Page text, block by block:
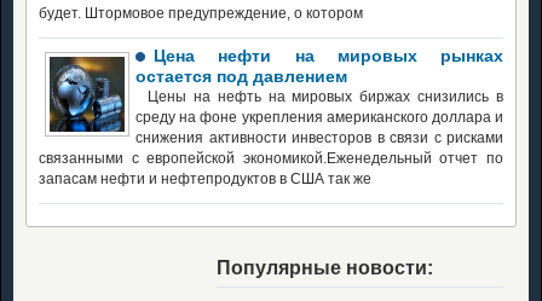
будет. Штормовое предупреждение, о котором
Цена нефти на мировых рынках
остается под давлением
Цены на нефть на мировых биржах снизились в
среду на фоне укрепления американского доллара и
снижения активности инвесторов в связи с рисками
связанными с европейской экономикой.Еженедельный отчет по
запасам нефти и нефтепродуктов в США так же
Популярные новости: